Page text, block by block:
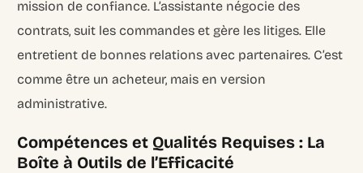
mission de confiance. L’assistante négocie des
contrats, suit les commandes et gère les litiges. Elle
entretient de bonnes relations avec partenaires. C’est
comme être un acheteur, mais en version
administrative.
Compétences et Qualités Requises : La
Boîte à Outils de l’Efficacité